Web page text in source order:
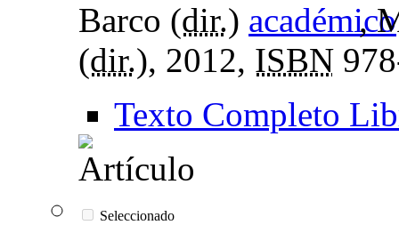
Barco (dir.)
,
(dir.), 2012, ISBN
Texto Completo
Seleccionado